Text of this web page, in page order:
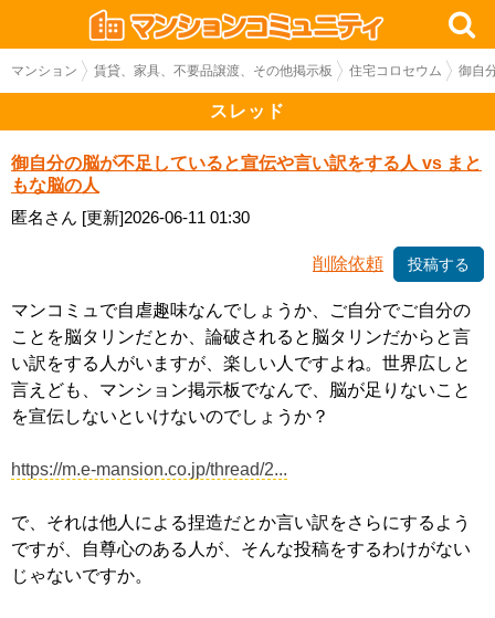
マンション 賃貸、家具、不要品譲渡、その他掲示板 住宅コロセウム 御自
スレッド
御自分の脳が不足していると宣伝や言い訳をする人 vs まと
もな脳の人
匿名さん [更新]2026-06-11 01:30
削除依頼 投稿する
マンコミュで自虐趣味なんでしょうか、ご自分でご自分の
ことを脳タリンだとか、論破されると脳タリンだからと言
い訳をする人がいますが、楽しい人ですよね。世界広しと
言えども、マンション掲示板でなんで、脳が足りないこと
を宣伝しないといけないのでしょうか？
https://m.e-mansion.co.jp/thread/2...
で、それは他人による捏造だとか言い訳をさらにするよう
ですが、自尊心のある人が、そんな投稿をするわけがない
じゃないですか。